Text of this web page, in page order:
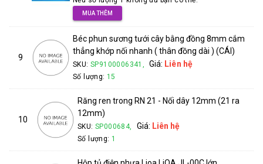
MUA THÊM
9
Béc phun sương tưới cây bằng đồng 8mm cắm
thẳng khớp nối nhanh ( thân đồng dài ) (CÁI)
SKU: SP9100006341, Giá: Liên hệ
Số lượng: 15
10
Răng ren trong RN 21 - Nối dây 12mm (21 ra
12mm)
SKU: SP000684, Giá: Liên hệ
Số lượng: 1